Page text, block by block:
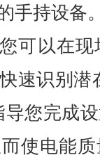
手持设备
可以在
速识别潜
您完成
使电能